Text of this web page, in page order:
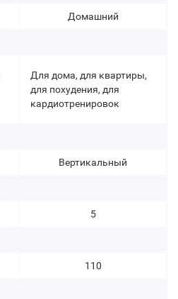
Домашний
Для дома, для квартиры,
для похудения, для
кардиотренировок
Вертикальный
5
110